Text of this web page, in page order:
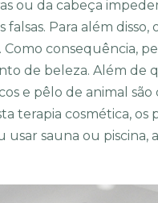
ou da cabeça
falsas. Para além
Como consequência,
de beleza. Além de
e pêlo de animal
terapia cosmética,
usar sauna ou